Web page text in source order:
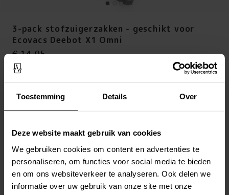
Toestemming Details Over
Deze website maakt gebruik van cookies
We gebruiken cookies om content en advertenties te
personaliseren, om functies voor social media te bieden
en om ons websiteverkeer te analyseren. Ook delen we
informatie over uw gebruik van onze site met onze
3-pack stofzuigerzakken - geschikt voor
Ecovacs Deebot X1 Omni
Prijs:€ 14,95
€ 14,95
Altijd gratis verzending
Snelle levering met DHL, Budbee of Postnord
Verstuurd vanuit ons magazijn in Zweden